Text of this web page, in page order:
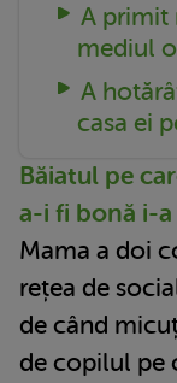
A primit
mediul
A
casa ei
Băiatul pe
a-i fi bonă i-
Mama a doi
rețea de
de când
de copilul pe